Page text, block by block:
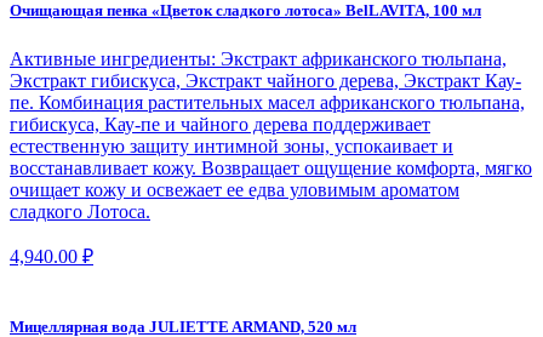
Очищающая пенка «Цветок сладкого лотоса» BelLAVITA, 100 мл
Активные ингредиенты: Экстракт африканского тюльпана,
Экстракт гибискуса, Экстракт чайного дерева, Экстракт Кау-
пе. Комбинация растительных масел африканского тюльпана,
гибискуса, Кау-пе и чайного дерева поддерживает
естественную защиту интимной зоны, успокаивает и
восстанавливает кожу. Возвращает ощущение комфорта, мягко
очищает кожу и освежает ее едва уловимым ароматом
сладкого Лотоса.
4,940.00 ₽
Мицеллярная вода JULIETTE ARMAND, 520 мл